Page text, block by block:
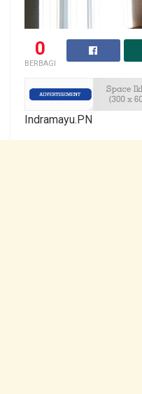
0
BERBAGI
Indramayu.PN